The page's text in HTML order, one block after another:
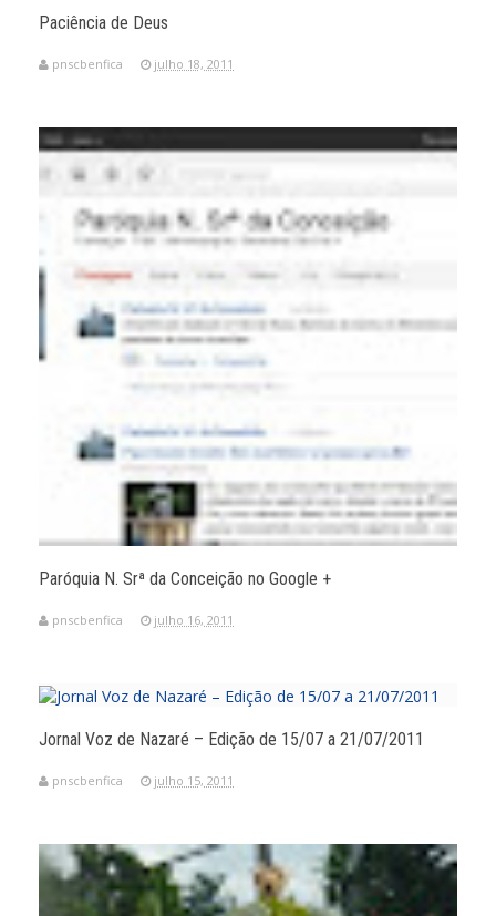
Paciência de Deus
pnscbenfica julho 18, 2011
Paróquia N. Srª da Conceição no Google +
pnscbenfica julho 16, 2011
Jornal Voz de Nazaré – Edição de 15/07 a 21/07/2011
pnscbenfica julho 15, 2011